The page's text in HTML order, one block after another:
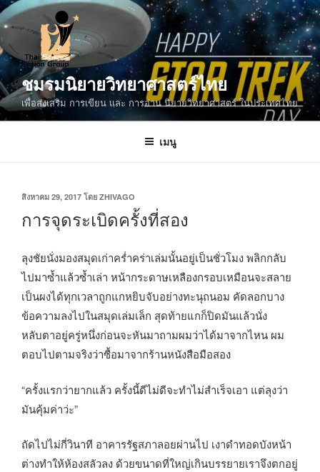
ข้าม
ไป
ยัง
บทความ
ชมรมนิยายวิทยาศาสตร์ไทย
เพื่อส่งเสริม การเขียน และ การอ่าน นิยายวิทยาศาสตร์ ในประเทศไทย
เมนู
เขียน
ที่
สิงหาคม 29, 2017 โดย ZHIVAGO
การจุดระเบิดครั้งที่สอง
ลุงชัยนั่งมองสมุดเก่าคร่ำคร่าเล่มนั้นอยู่เป็นชั่วโมง พลิกกลับ
ไปมาซ้ำแล้วซ้ำเล่า หน้ากระดาษเหลืองกรอบเหมือนจะสลาย
เป็นผงได้ทุกเวลาถูกแกหยิบจับอย่างทะนุถนอม คัดลอกบาง
ข้อความลงไปในสมุดเล่มเล็ก สุดท้ายแกก็ปิดมันแล้วนั่ง
หลับตาอยู่ครู่หนึ่งก่อนจะหันมาถามผมว่าได้มาจากไหน ผม
ตอบไปตามจริงว่าซื้อมาจากร้านหนังสือมือสอง
“ครั้งแรกว่ายากแล้ว ครั้งนี้ดีไม่ดีจะทำไม่สำเร็จเอา แต่ลุงว่า
มันคุ้มค่าว่ะ”
ถัดไปไม่กี่วินาที อาคารรัฐสภาลอยผ่านไป เงาดำทอดบังหน้า
ต่างทำให้ห้องสลัวลง ด้วยขนาดที่ใหญ่เกินบรรยายเราจึงตกอยู่